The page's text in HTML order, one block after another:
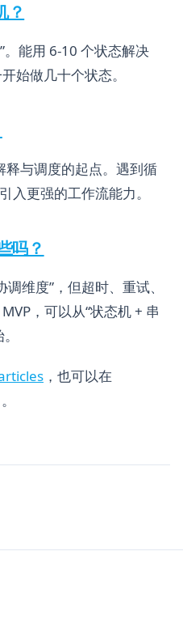
？
。能用 6-10 个状态解决
始做几十个状态。
释与调度的起点。遇到循
入更强的工作流能力。
吗？
维度”，但超时、重试、
，可以从“状态机 + 串
，也可以在